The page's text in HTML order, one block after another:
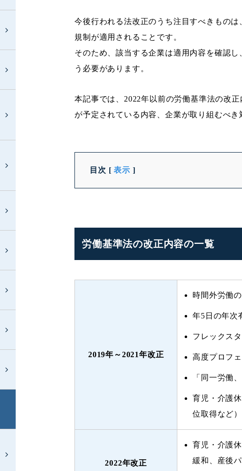
今後行われる法改正のうち注目すべきものは
規制が適用されることです。
そのため、該当する企業は適用内容を確認
う必要があります。
本記事では、2022年以前の労働基準法の改
が予定されている内容、企業が取り組むべき
目次 [ 表示 ]
労働基準法の改正内容の一覧
2019年～2021年改正
時間外労働
年5日の年次
フレックス
高度プロフ
「同一労働
育児・介護
位取得など）
2022年改正
育児・介護
緩和、産後